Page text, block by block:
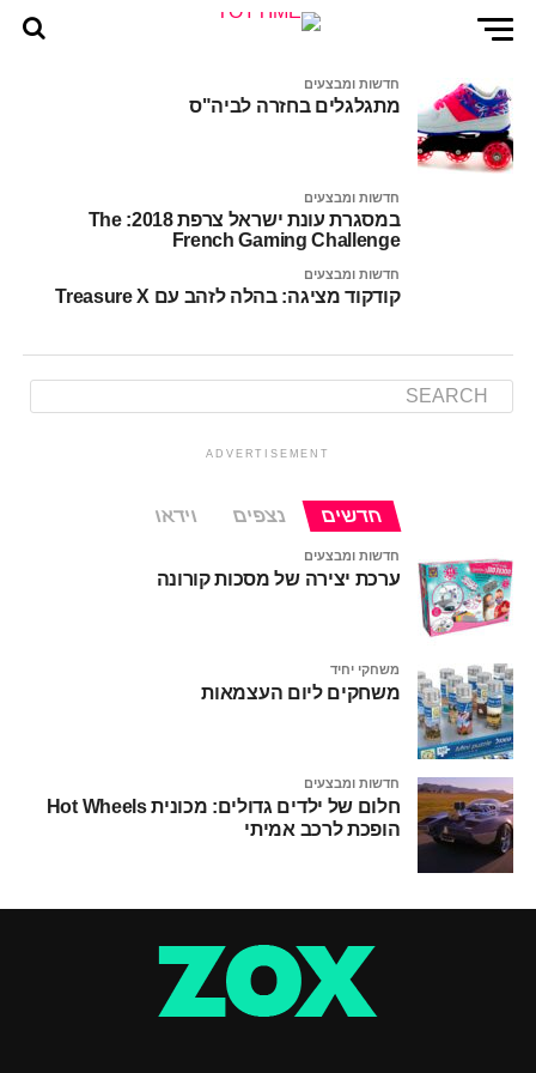
חדשות ומבצעים
מתגלגלים בחזרה לביה"ס
חדשות ומבצעים
במסגרת עונת ישראל צרפת 2018: The
French Gaming Challenge
חדשות ומבצעים
קודקוד מציגה: בהלה לזהב עם Treasure X
ADVERTISEMENT
חדשים נצפים וידאו
חדשות ומבצעים
ערכת יצירה של מסכות קורונה
משחקי יחיד
משחקים ליום העצמאות
חדשות ומבצעים
חלום של ילדים גדולים: מכונית Hot Wheels
הופכת לרכב אמיתי